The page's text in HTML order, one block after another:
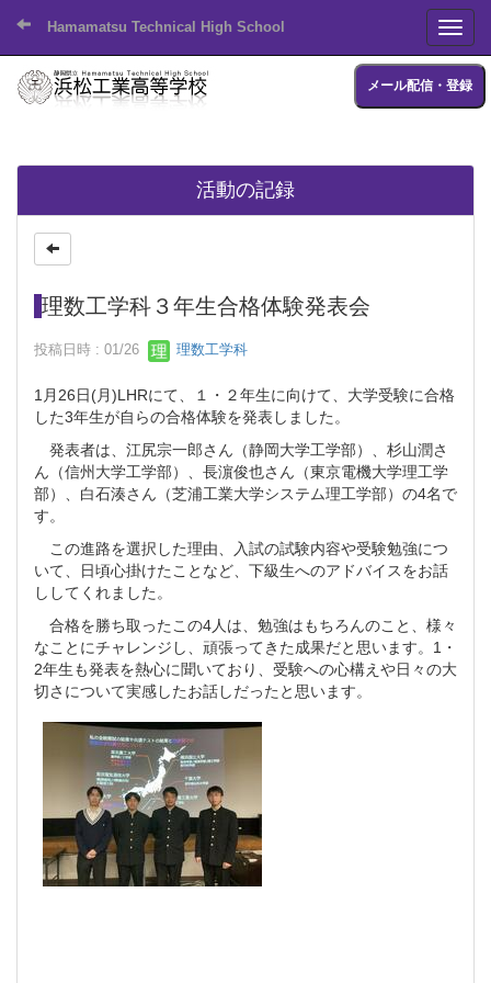
Hamamatsu Technical High School
メール配信・登録
活動の記録
理数工学科３年生合格体験発表会
投稿日時 : 01/26 理数工学科
1月26日(月)LHRにて、１・２年生に向けて、大学受験に合格
した3年生が自らの合格体験を発表しました。
発表者は、江尻宗一郎さん（静岡大学工学部）、杉山潤さ
ん（信州大学工学部）、長濵俊也さん（東京電機大学理工学
部）、白石湊さん（芝浦工業大学システム理工学部）の4名で
す。
この進路を選択した理由、入試の試験内容や受験勉強につ
いて、日頃心掛けたことなど、下級生へのアドバイスをお話
ししてくれました。
合格を勝ち取ったこの4人は、勉強はもちろんのこと、様々
なことにチャレンジし、頑張ってきた成果だと思います。1・
2年生も発表を熱心に聞いており、受験への心構えや日々の大
切さについて実感したお話しだったと思います。